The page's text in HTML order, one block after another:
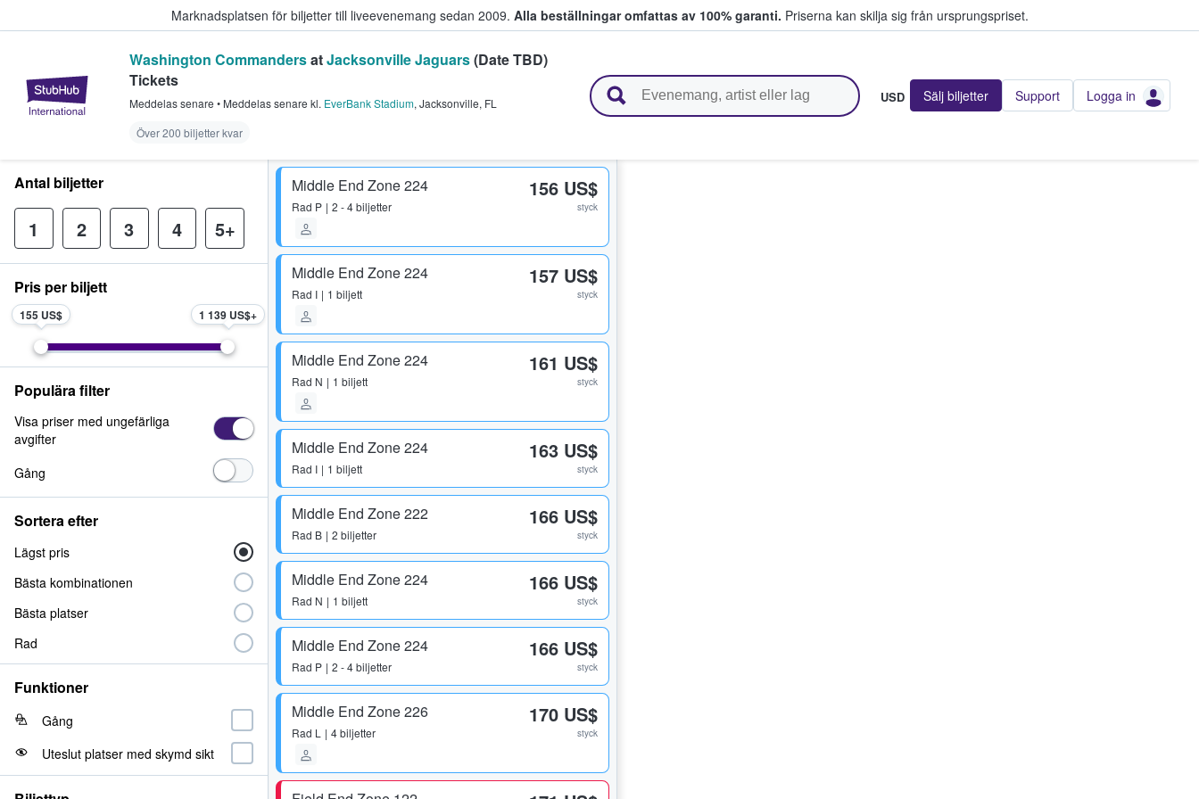
Marknadsplatsen för biljetter till liveevenemang sedan 2009. Alla beställningar omfattas av 100% garanti. Priserna kan skilja sig från ursprungspriset.
StubHub – där fans köper och säljer biljetter.
Washington CommandersatJacksonville Jaguars(Date TBD)
Tickets
Meddelas senare • Meddelas senare kl. EverBank Stadium, Jacksonville, FL
Över 200 biljetter kvar
USD Sälj biljetter Support Logga in
Middle End Zone 224
Rad P 2 - 4 biljetter
156 US$
styck
Middle End Zone 224
Rad I 1 biljett
157 US$
styck
Middle End Zone 224
Rad N 1 biljett
161 US$
styck
Middle End Zone 224
Rad I 1 biljett
163 US$
styck
Middle End Zone 222
Rad B 2 biljetter
166 US$
styck
Middle End Zone 224
Rad N 1 biljett
166 US$
styck
Middle End Zone 224
Rad P 2 - 4 biljetter
166 US$
styck
Middle End Zone 226
Rad L 4 biljetter
170 US$
styck
Antal biljetter
1 2 3 4 5+
Pris per biljett
155 US$ 1 139 US$
Populära filter
Visa priser med ungefärliga
avgifter
Gång
Sortera efter
Lägst pris
Bästa kombinationen
Bästa platser
Rad
Funktioner
Gång
Uteslut platser med skymd sikt